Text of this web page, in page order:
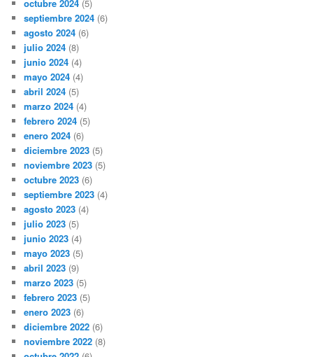
octubre 2024 (5)
septiembre 2024 (6)
agosto 2024 (6)
julio 2024 (8)
junio 2024 (4)
mayo 2024 (4)
abril 2024 (5)
marzo 2024 (4)
febrero 2024 (5)
enero 2024 (6)
diciembre 2023 (5)
noviembre 2023 (5)
octubre 2023 (6)
septiembre 2023 (4)
agosto 2023 (4)
julio 2023 (5)
junio 2023 (4)
mayo 2023 (5)
abril 2023 (9)
marzo 2023 (5)
febrero 2023 (5)
enero 2023 (6)
diciembre 2022 (6)
noviembre 2022 (8)